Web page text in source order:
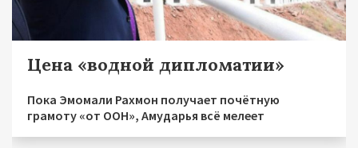
Цена «водной дипломатии»
Пока Эмомали Рахмон получает почётную
грамоту «от ООН», Амударья всё мелеет